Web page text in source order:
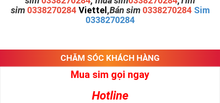
sim 0338270284 Viettel,Bán sim 0338270284 Sim
0338270284
CHĂM SÓC KHÁCH HÀNG
Mua sim gọi ngay
Hotline